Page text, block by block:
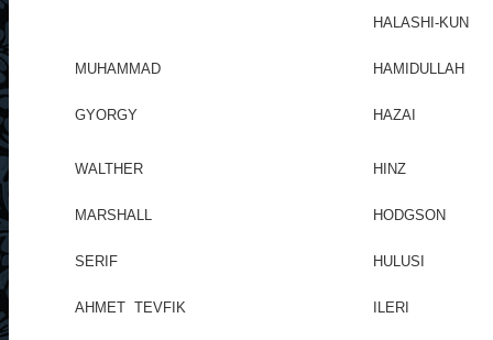
HALASHI-KUN
MUHAMMAD HAMIDULLAH
GYORGY HAZAI
WALTHER HINZ
MARSHALL HODGSON
SERIF HULUSI
AHMET TEVFIK ILERI